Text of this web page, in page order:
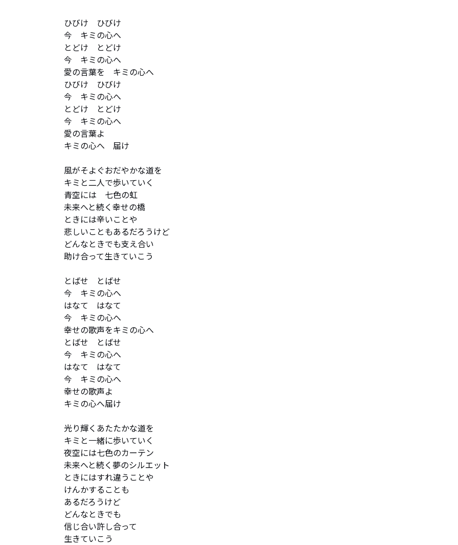
ひびけ　ひびけ
今　キミの心へ
とどけ　とどけ
今　キミの心へ
愛の言葉を　キミの心へ
ひびけ　ひびけ
今　キミの心へ
とどけ　とどけ
今　キミの心へ
愛の言葉よ
キミの心へ　届け
風がそよぐおだやかな道を
キミと二人で歩いていく
青空には　七色の虹
未来へと続く幸せの橋
ときには辛いことや
悲しいこともあるだろうけど
どんなときでも支え合い
助け合って生きていこう
とばせ　とばせ
今　キミの心へ
はなて　はなて
今　キミの心へ
幸せの歌声をキミの心へ
とばせ　とばせ
今　キミの心へ
はなて　はなて
今　キミの心へ
幸せの歌声よ
キミの心へ届け
光り輝くあたたかな道を
キミと一緒に歩いていく
夜空には七色のカーテン
未来へと続く夢のシルエット
ときにはすれ違うことや
けんかすることも
あるだろうけど
どんなときでも
信じ合い許し合って
生きていこう